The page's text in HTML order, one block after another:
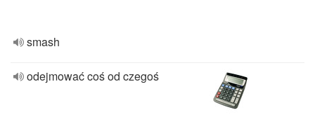
smash
odejmować coś od czegoś